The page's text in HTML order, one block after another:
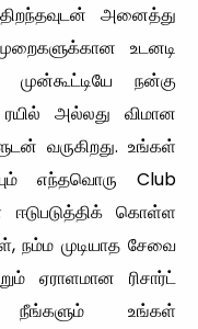
திறந்தவுடன் அனைத்து
உடனடி
முன்கூட்டியே நன்கு
ரயில் அல்லது விமான
வருகிறது. உங்கள்
எந்தவொரு Club
ஈடுபடுத்திக் கொள்ள
நம்ம முடியாத சேவை
ஏராளமான ரிசார்ட்
நீங்களும் உங்கள்